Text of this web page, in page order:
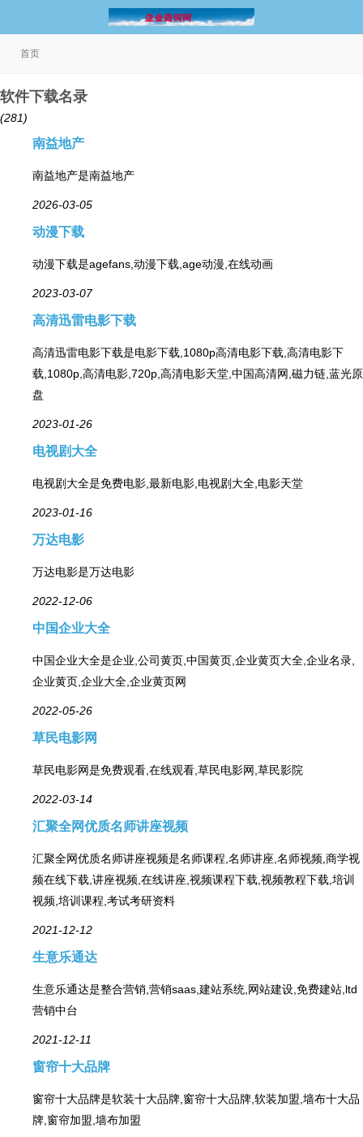
首页
软件下载名录
(281)
南益地产
南益地产是南益地产
2026-03-05
动漫下载
动漫下载是agefans,动漫下载,age动漫,在线动画
2023-03-07
高清迅雷电影下载
高清迅雷电影下载是电影下载,1080p高清电影下载,高清电影下
载,1080p,高清电影,720p,高清电影天堂,中国高清网,磁力链,蓝光原
盘
2023-01-26
电视剧大全
电视剧大全是免费电影,最新电影,电视剧大全,电影天堂
2023-01-16
万达电影
万达电影是万达电影
2022-12-06
中国企业大全
中国企业大全是企业,公司黄页,中国黄页,企业黄页大全,企业名录,
企业黄页,企业大全,企业黄页网
2022-05-26
草民电影网
草民电影网是免费观看,在线观看,草民电影网,草民影院
2022-03-14
汇聚全网优质名师讲座视频
汇聚全网优质名师讲座视频是名师课程,名师讲座,名师视频,商学视
频在线下载,讲座视频,在线讲座,视频课程下载,视频教程下载,培训
视频,培训课程,考试考研资料
2021-12-12
生意乐通达
生意乐通达是整合营销,营销saas,建站系统,网站建设,免费建站,ltd
营销中台
2021-12-11
窗帘十大品牌
窗帘十大品牌是软装十大品牌,窗帘十大品牌,软装加盟,墙布十大品
牌,窗帘加盟,墙布加盟